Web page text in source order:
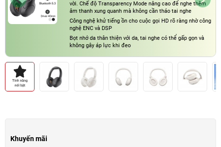
vời. Chế độ Transparency Mode nâng cao để nghe thêm
âm thanh xung quanh mà không cần tháo tai nghe
Công nghệ khử tiếng ồn cho cuộc gọi HD rõ ràng nhờ công
nghệ ENC và DSP
Bọt nhớ da thân thiện với da, tai nghe có thể gấp gọn và
không gây áp lực khi đeo
9 chế độ EQ đặc sắc, tùy chỉnh âm thanh phù hợp với từng
thể loại nhạc trên ứng dụng QCY
Khuyến mãi